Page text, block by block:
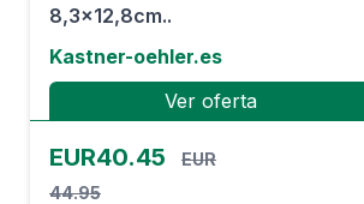
8,3x12,8cm..
Kastner-oehler.es
Ver oferta
EUR40.45
EUR
44.95